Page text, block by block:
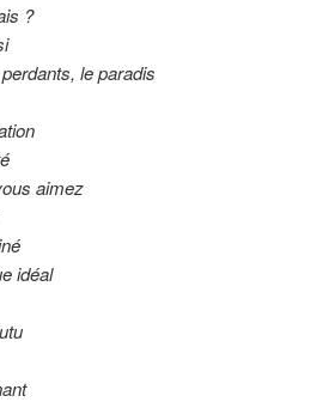
?
le paradis
aimez
idéal